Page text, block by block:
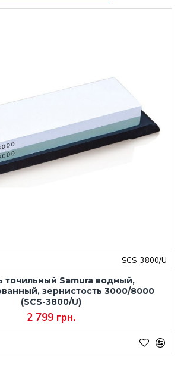
SCS-3800/U
точильный Samura водный,
зернистость 3000/8000
(SCS-3800/U)
2 799 грн.